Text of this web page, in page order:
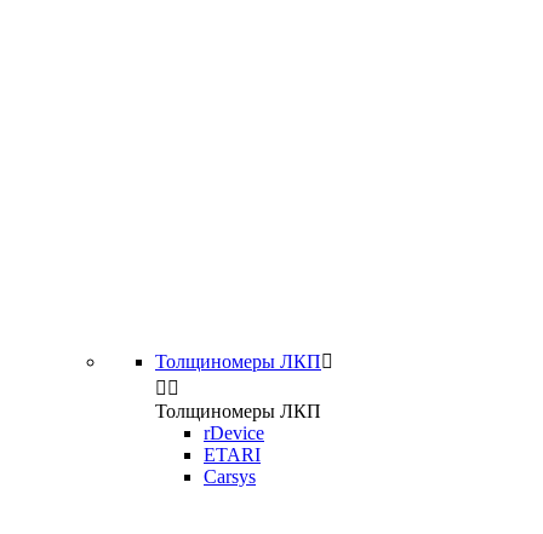
Толщиномеры ЛКП
 
Толщиномеры ЛКП
rDevice
ETARI
Carsys